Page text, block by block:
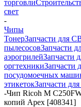
торговли
свет
-
Чипы
ТонерЗапчасти для
пылесосовЗапчасти
аэрогрилейЗапчасти
оргтехникиЗапчасти
посудомоечных
этикетокЗапчасти
-Чип Ricoh M
копий Apex [408341]